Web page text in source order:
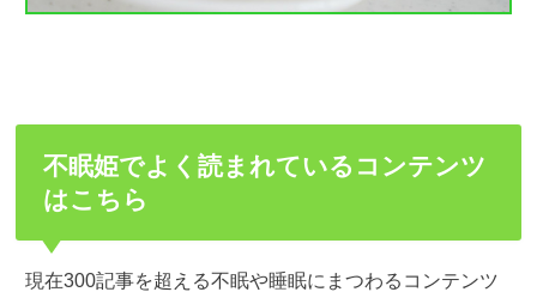
不眠姫でよく読まれているコンテンツ
はこちら
現在300記事を超える不眠や睡眠にまつわるコンテンツ